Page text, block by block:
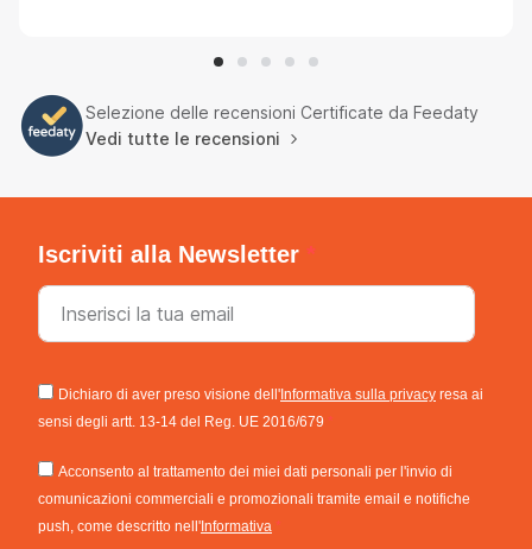
Selezione delle recensioni Certificate da Feedaty
Vedi tutte le recensioni
Iscriviti alla Newsletter
Dichiaro di aver preso visione dell' Informativa sulla privacy resa ai
sensi degli artt. 13-14 del Reg. UE 2016/679
Acconsento al trattamento dei miei dati personali per l'invio di
comunicazioni commerciali e promozionali tramite email e notifiche
push, come descritto nell' Informativa